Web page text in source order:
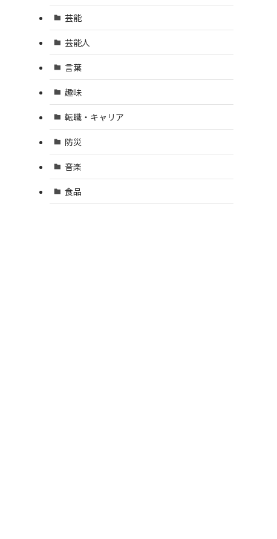
芸能
芸能人
言葉
趣味
転職・キャリア
防災
音楽
食品